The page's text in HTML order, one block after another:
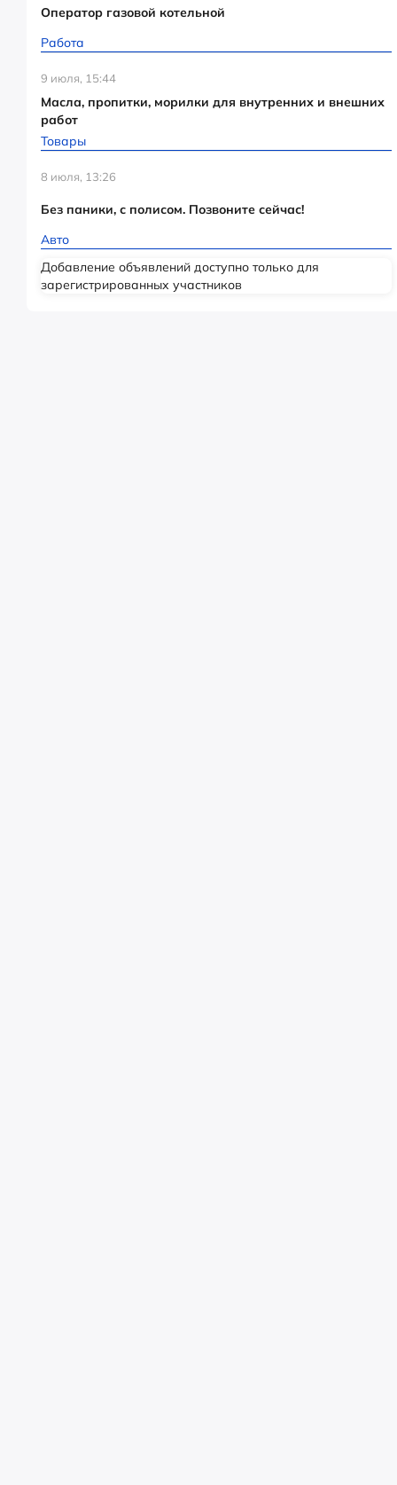
Оператор газовой котельной
Работа
9 июля, 15:44
Масла, пропитки, морилки для внутренних и внешних
работ
Товары
8 июля, 13:26
Без паники, с полисом. Позвоните сейчас!
Авто
Добавление объявлений доступно только для
зарегистрированных участников